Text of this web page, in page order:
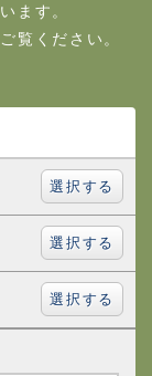
ます。
覧ください。
選択する
選択する
選択する